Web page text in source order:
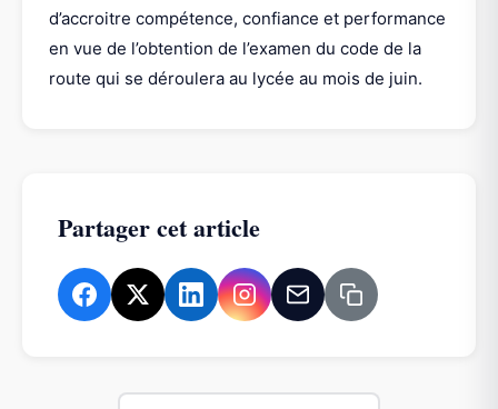
d’accroitre compétence, confiance et performance
en vue de l’obtention de l’examen du code de la
route qui se déroulera au lycée au mois de juin.
Partager cet article